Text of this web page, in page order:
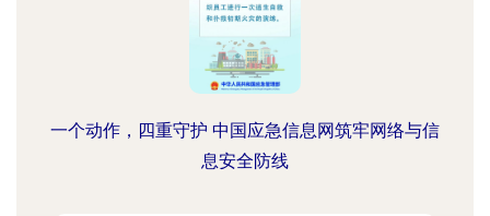
一个动作，四重守护 中国应急信息网筑牢网络与信
息安全防线